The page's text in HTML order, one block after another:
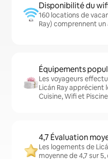
Disponibilité du
160 locations de
Ray) comprennent
Équipements
Les voyageurs
Licán Ray apprécient
Cuisine, Wifi et Piscine
4,7 Évaluation
Les logements de
moyenne de 4,7 sur